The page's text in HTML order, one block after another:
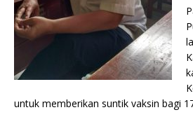
untuk memberikan suntik vaksin bagi